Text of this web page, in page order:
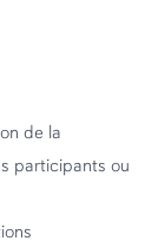
de la
participants ou